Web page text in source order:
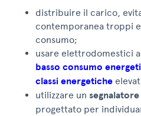
distribuire il carico,
contemporanea troppi
consumo;
usare elettrodomestici a
basso consumo
classi energetiche
utilizzare un
progettato per